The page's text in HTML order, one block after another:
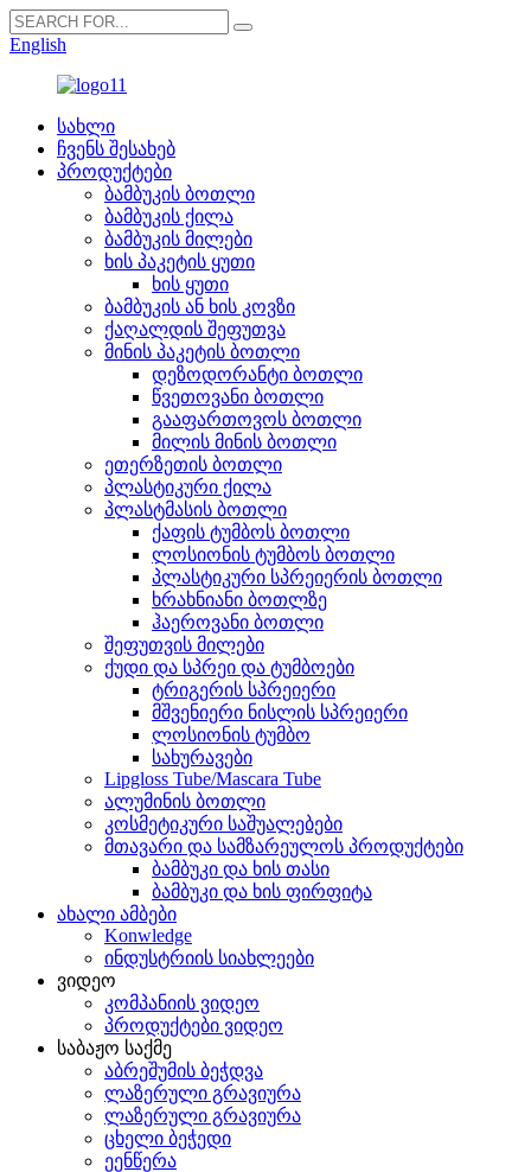
English
სახლი
ჩვენს შესახებ
პროდუქტები
ბამბუკის ბოთლი
ბამბუკის ქილა
ბამბუკის მილები
ხის პაკეტის ყუთი
ხის ყუთი
ბამბუკის ან ხის კოვზი
ქაღალდის შეფუთვა
მინის პაკეტის ბოთლი
დეზოდორანტი ბოთლი
წვეთოვანი ბოთლი
გააფართოვოს ბოთლი
მილის მინის ბოთლი
ეთერზეთის ბოთლი
პლასტიკური ქილა
პლასტმასის ბოთლი
ქაფის ტუმბოს ბოთლი
ლოსიონის ტუმბოს ბოთლი
პლასტიკური სპრეიერის ბოთლი
ხრახნიანი ბოთლზე
ჰაეროვანი ბოთლი
შეფუთვის მილები
ქუდი და სპრეი და ტუმბოები
ტრიგერის სპრეიერი
მშვენიერი ნისლის სპრეიერი
ლოსიონის ტუმბო
სახურავები
Lipgloss Tube/Mascara Tube
ალუმინის ბოთლი
კოსმეტიკური საშუალებები
მთავარი და სამზარეულოს პროდუქტები
ბამბუკი და ხის თასი
ბამბუკი და ხის ფირფიტა
ახალი ამბები
Konwledge
ინდუსტრიის სიახლეები
ვიდეო
კომპანიის ვიდეო
პროდუქტები ვიდეო
საბაჟო საქმე
აბრეშუმის ბეჭდვა
ლაზერული გრავიურა
ლაზერული გრავიურა
ცხელი ბეჭედი
ეენწერა